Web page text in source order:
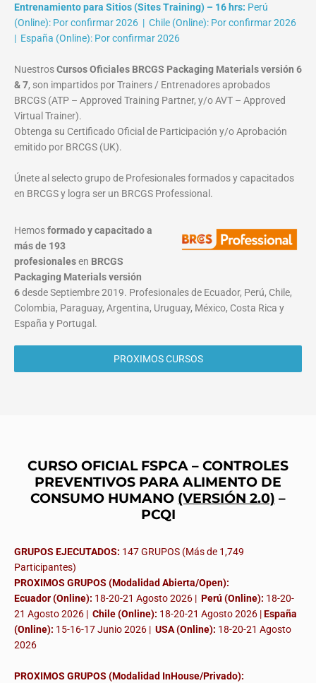
Entrenamiento para Sitios (Sites Training) – 16 hrs: Perú
(Online): Por confirmar 2026 | Chile (Online): Por confirmar 2026
| España (Online): Por confirmar 2026
NuestrosCursos Oficiales BRCGS Packaging Materials versión 6
& 7, son impartidos por Trainers / Entrenadores aprobados
BRCGS (ATP – Approved Training Partner, y/o AVT – Approved
Virtual Trainer).
Obtenga su Certificado Oficial de Participación y/o Aprobación
emitido por BRCGS (UK).
Únete al selecto grupo de Profesionales formados y capacitados
en BRCGS y logra ser un BRCGS Professional.
Hemosformado y capacitado a
más de 193
profesionalesen BRCGS
Packaging Materialsversión
6desde Septiembre 2019. Profesionales de Ecuador, Perú, Chile,
Colombia, Paraguay, Argentina, Uruguay, México, Costa Rica y
España y Portugal.
PROXIMOS CURSOS
CURSO OFICIAL FSPCA – CONTROLES
PREVENTIVOS PARA ALIMENTO DE
CONSUMO HUMANO (VERSIÓN 2.0) –
PCQI
GRUPOS EJECUTADOS: 147 GRUPOS (Más de 1,749
Participantes)
PROXIMOS GRUPOS (Modalidad Abierta/Open):
Ecuador (Online): 18-20-21 Agosto 2026 | Perú (Online): 18-20-
21 Agosto 2026 | Chile (Online): 18-20-21 Agosto 2026 |España
(Online): 15-16-17 Junio 2026 | USA (Online): 18-20-21 Agosto
2026
PROXIMOS GRUPOS (Modalidad InHouse/Privado):